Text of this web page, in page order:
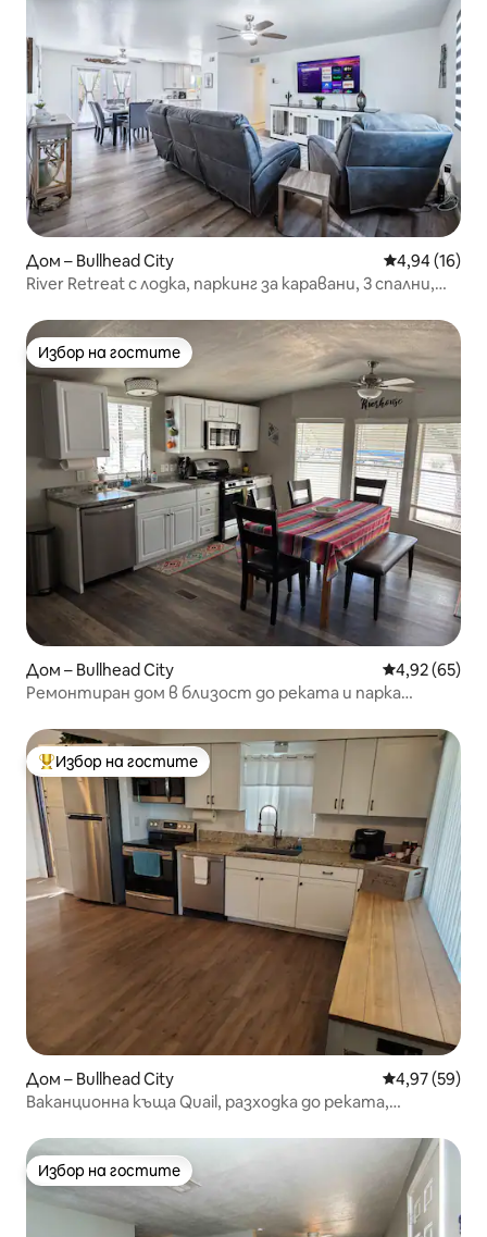
Дом – Bullhead City Средна
4,94 (16)
River Retreat с лодка, паркинг за каравани, 3 спални,
Избор на гостите
Избор на гостите
Дом – Bullhead City Средна
4,92 (65)
Ремонтиран дом в близост до реката и парка
Най-популярен избор на гостите
Избор на гостите
Дом – Bullhead City Средна
4,97 (59)
Ваканционна къща Quail, разходка до реката,
Избор на гостите
Избор на гостите